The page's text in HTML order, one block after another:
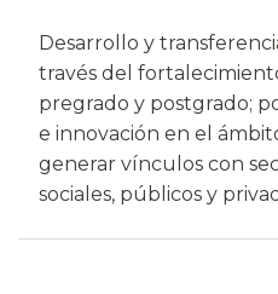
Desarrollo y
través del
pregrado y postgrado;
e innovación en el
generar vínculos con
sociales, públicos y